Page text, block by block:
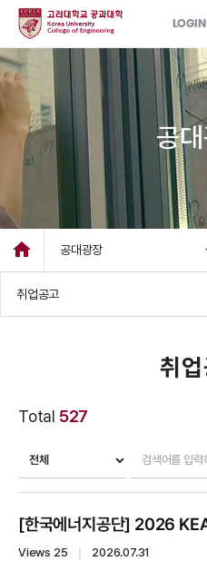
LOGIN
공
home 공대광장
취업공고
취
Total 527
Views 25 ｜ 2026.07.31